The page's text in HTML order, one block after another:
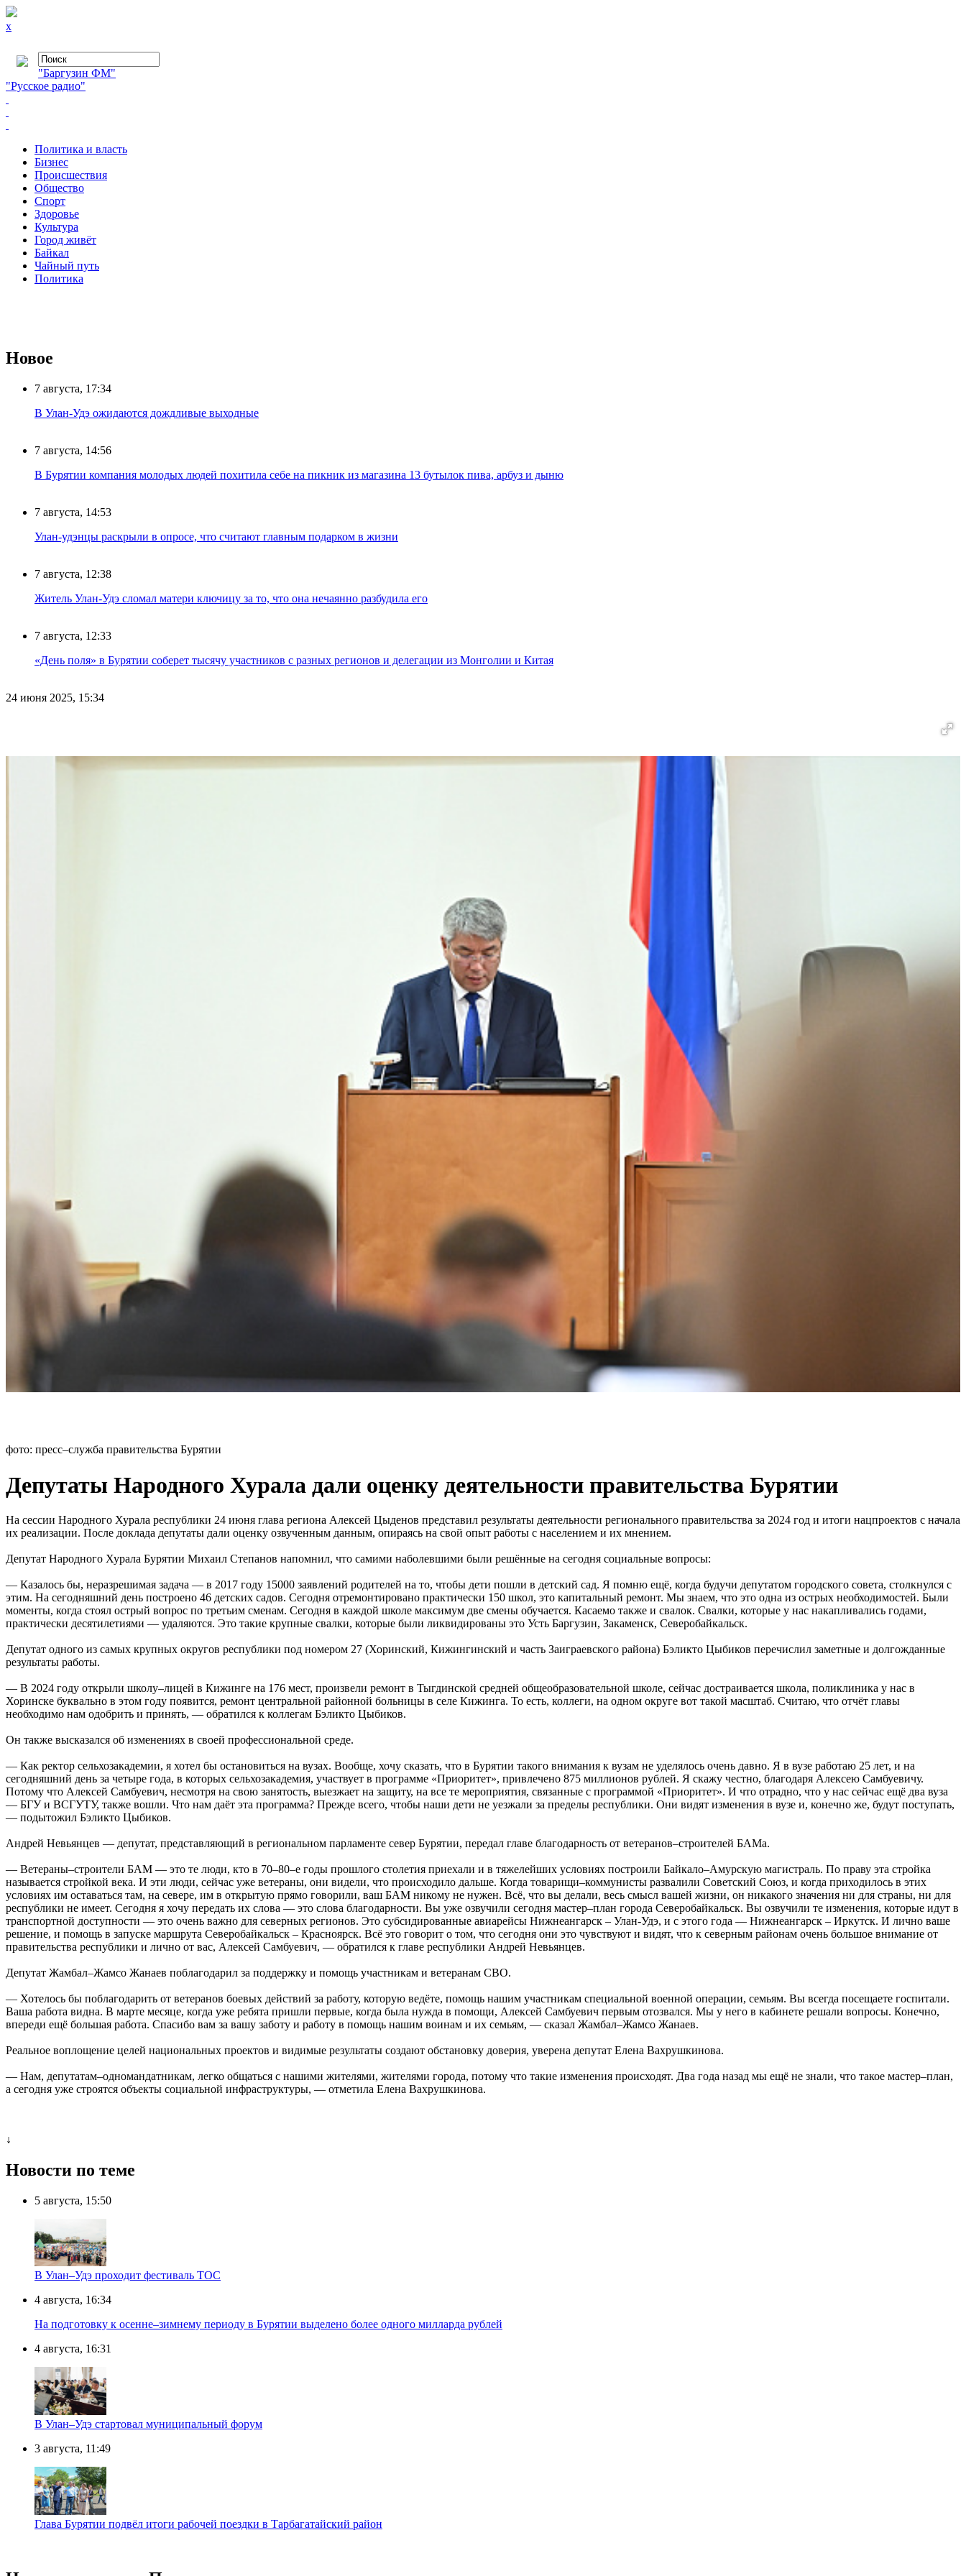
x
"Баргузин ФМ"
"Русское радио"
Политика и власть
Бизнес
Происшествия
Общество
Cпорт
Здоровье
Культура
Город живёт
Байкал
Чайный путь
Политика
Новое
7 августа, 17:34
В Улан-Удэ ожидаются дождливые выходные
7 августа, 14:56
В Бурятии компания молодых людей похитила себе на пикник из магазина 13 бутылок пива, арбуз и дыню
7 августа, 14:53
Улан-удэнцы раскрыли в опросе, что считают главным подарком в жизни
7 августа, 12:38
Житель Улан-Удэ сломал матери ключицу за то, что она нечаянно разбудила его
7 августа, 12:33
«День поля» в Бурятии соберет тысячу участников с разных регионов и делегации из Монголии и Китая
24 июня 2025, 15:34
фото: пресс–служба правительства Бурятии
Депутаты Народного Хурала дали оценку деятельности правительства Бурятии
На сессии Народного Хурала республики 24 июня глава региона Алексей Цыденов представил результаты деятельности регионального правительства за 2024 год и итоги нацпроектов с начала
их реализации. После доклада депутаты дали оценку озвученным данным, опираясь на свой опыт работы с населением и их мнением.
Депутат Народного Хурала Бурятии Михаил Степанов напомнил, что самими наболевшими были решённые на сегодня социальные вопросы:
— Казалось бы, неразрешимая задача — в 2017 году 15000 заявлений родителей на то, чтобы дети пошли в детский сад. Я помню ещё, когда будучи депутатом городского совета, столкнулся с
этим. На сегодняшний день построено 46 детских садов. Сегодня отремонтировано практически 150 школ, это капитальный ремонт. Мы знаем, что это одна из острых необходимостей. Были
моменты, когда стоял острый вопрос по третьим сменам. Сегодня в каждой школе максимум две смены обучается. Касаемо также и свалок. Свалки, которые у нас накапливались годами,
практически десятилетиями — удаляются. Это такие крупные свалки, которые были ликвидированы это Усть Баргузин, Закаменск, Северобайкальск.
Депутат одного из самых крупных округов республики под номером 27 (Хоринский, Кижингинский и часть Заиграевского района) Бэликто Цыбиков перечислил заметные и долгожданные
результаты работы.
— В 2024 году открыли школу–лицей в Кижинге на 176 мест, произвели ремонт в Тыгдинской средней общеобразовательной школе, сейчас достраивается школа, поликлиника у нас в
Хоринске буквально в этом году появится, ремонт центральной районной больницы в селе Кижинга. То есть, коллеги, на одном округе вот такой масштаб. Считаю, что отчёт главы
необходимо нам одобрить и принять, — обратился к коллегам Бэликто Цыбиков.
Он также высказался об изменениях в своей профессиональной среде.
— Как ректор сельхозакадемии, я хотел бы остановиться на вузах. Вообще, хочу сказать, что в Бурятии такого внимания к вузам не уделялось очень давно. Я в вузе работаю 25 лет, и на
сегодняшний день за четыре года, в которых сельхозакадемия, участвует в программе «Приоритет», привлечено 875 миллионов рублей. Я скажу честно, благодаря Алексею Самбуевичу.
Потому что Алексей Самбуевич, несмотря на свою занятость, выезжает на защиту, на все те мероприятия, связанные с программой «Приоритет». И что отрадно, что у нас сейчас ещё два вуза
— БГУ и ВСГУТУ, также вошли. Что нам даёт эта программа? Прежде всего, чтобы наши дети не уезжали за пределы республики. Они видят изменения в вузе и, конечно же, будут поступать,
— подытожил Бэликто Цыбиков.
Андрей Невьянцев — депутат, представляющий в региональном парламенте север Бурятии, передал главе благодарность от ветеранов–строителей БАМа.
— Ветераны–строители БАМ — это те люди, кто в 70–80–е годы прошлого столетия приехали и в тяжелейших условиях построили Байкало–Амурскую магистраль. По праву эта стройка
называется стройкой века. И эти люди, сейчас уже ветераны, они видели, что происходило дальше. Когда товарищи–коммунисты развалили Советский Союз, и когда приходилось в этих
условиях им оставаться там, на севере, им в открытую прямо говорили, ваш БАМ никому не нужен. Всё, что вы делали, весь смысл вашей жизни, он никакого значения ни для страны, ни для
республики не имеет. Сегодня я хочу передать их слова — это слова благодарности. Вы уже озвучили сегодня мастер–план города Северобайкальск. Вы озвучили те изменения, которые идут в
транспортной доступности — это очень важно для северных регионов. Это субсидированные авиарейсы Нижнеангарск – Улан-Удэ, и с этого года — Нижнеангарск – Иркутск. И лично ваше
решение, и помощь в запуске маршрута Северобайкальск – Красноярск. Всё это говорит о том, что сегодня они это чувствуют и видят, что к северным районам очень большое внимание от
правительства республики и лично от вас, Алексей Самбуевич, — обратился к главе республики Андрей Невьянцев.
Депутат Жамбал–Жамсо Жанаев поблагодарил за поддержку и помощь участникам и ветеранам СВО.
— Хотелось бы поблагодарить от ветеранов боевых действий за работу, которую ведёте, помощь нашим участникам специальной военной операции, семьям. Вы всегда посещаете госпитали.
Ваша работа видна. В марте месяце, когда уже ребята пришли первые, когда была нужда в помощи, Алексей Самбуевич первым отозвался. Мы у него в кабинете решали вопросы. Конечно,
впереди ещё большая работа. Спасибо вам за вашу заботу и работу в помощь нашим воинам и их семьям, — сказал Жамбал–Жамсо Жанаев.
Реальное воплощение целей национальных проектов и видимые результаты создают обстановку доверия, уверена депутат Елена Вахрушкинова.
— Нам, депутатам–одномандатникам, легко общаться с нашими жителями, жителями города, потому что такие изменения происходят. Два года назад мы ещё не знали, что такое мастер–план,
а сегодня уже строятся объекты социальной инфраструктуры, — отметила Елена Вахрушкинова.
↓
Новости по теме
5 августа, 15:50
В Улан–Удэ проходит фестиваль ТОС
4 августа, 16:34
На подготовку к осенне–зимнему периоду в Бурятии выделено более одного милларда рублей
4 августа, 16:31
В Улан–Удэ стартовал муниципальный форум
3 августа, 11:49
Глава Бурятии подвёл итоги рабочей поездки в Тарбагатайский район